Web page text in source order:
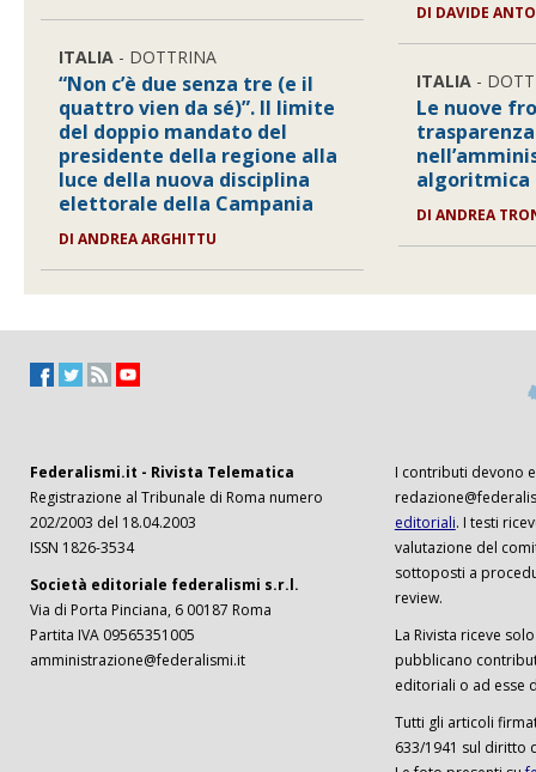
ITALIA - DOTTRINA
“Non c’è due senza tre (e il
quattro vien da sé)”. Il limite
del doppio mandato del
presidente della regione alla
luce della nuova disciplina
elettorale della Campania
DIANDREA ARGHITTU
DI DAVIDE
ITALIA -
Le nuove
trasparenza
algoritmica
DIANDREA
Federalismi.it - Rivista Telematica
Registrazione al Tribunale di Roma numero
202/2003 del 18.04.2003
ISSN 1826-3534
Società editoriale federalismi s.r.l.
Via di Porta Pinciana, 6 00187 Roma
Partita IVA 09565351005
amministrazione@federalismi.it
I contributi devono
editoriali. I testi
valutazione del
sottoposti a
review.
La Rivista riceve
pubblicano
editoriali o ad esse
Tutti gli articoli
633/1941 sul diritto